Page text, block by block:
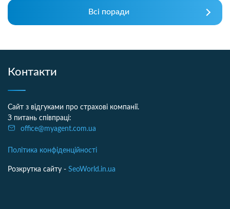
Всі поради
Контакти
Сайт з відгуками про страхові компанії.
З питань співпраці:
office@myagent.com.ua
Політика конфіденційності
Розкрутка сайту - SeoWorld.in.ua